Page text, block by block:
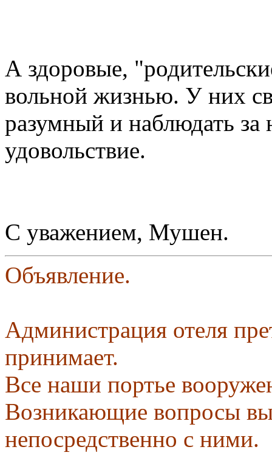
А здоровые,
вольной жизнью. У них
разумный и наблюдать
удовольствие.
С уважением, Мушен.
Объявление.
Администрация отеля
принимает.
Все наши портье
Возникающие вопросы
непосредственно с ними.